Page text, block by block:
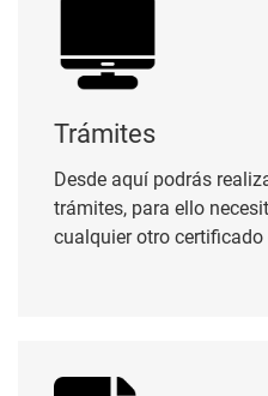
Trámites
Desde aquí podrás
trámites, para ello
cualquier otro